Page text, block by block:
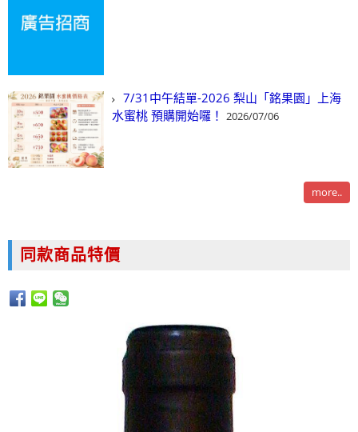
7/31中午結單-2026 梨山「銘果園」上海
水蜜桃 預購開始囉！ 2026/07/06
more..
同款商品特價